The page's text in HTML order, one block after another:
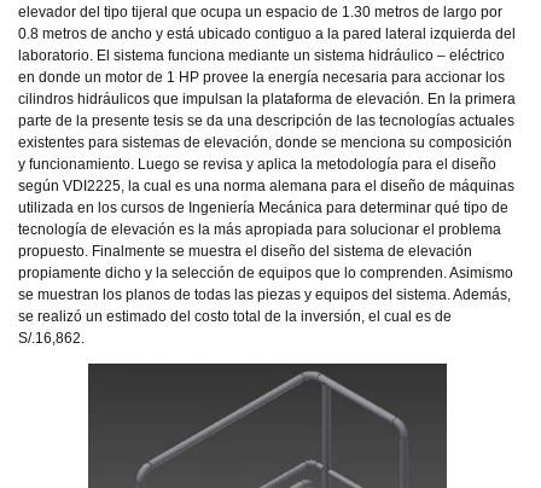
elevador del tipo tijeral que ocupa un espacio de 1.30 metros de largo por
0.8 metros de ancho y está ubicado contiguo a la pared lateral izquierda del
laboratorio. El sistema funciona mediante un sistema hidráulico – eléctrico
en donde un motor de 1 HP provee la energía necesaria para accionar los
cilindros hidráulicos que impulsan la plataforma de elevación. En la primera
parte de la presente tesis se da una descripción de las tecnologías actuales
existentes para sistemas de elevación, donde se menciona su composición
y funcionamiento. Luego se revisa y aplica la metodología para el diseño
según VDI2225, la cual es una norma alemana para el diseño de máquinas
utilizada en los cursos de Ingeniería Mecánica para determinar qué tipo de
tecnología de elevación es la más apropiada para solucionar el problema
propuesto. Finalmente se muestra el diseño del sistema de elevación
propiamente dicho y la selección de equipos que lo comprenden. Asimismo
se muestran los planos de todas las piezas y equipos del sistema. Además,
se realizó un estimado del costo total de la inversión, el cual es de
S/.16,862.